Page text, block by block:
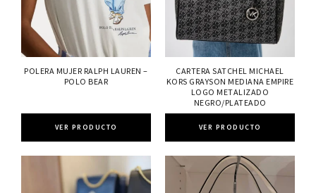
POLERA MUJER RALPH LAUREN –
POLO BEAR
VER PRODUCTO
CARTERA SATCHEL MICHAEL
KORS GRAYSON MEDIANA EMPIRE
LOGO METALIZADO
NEGRO/PLATEADO
VER PRODUCTO